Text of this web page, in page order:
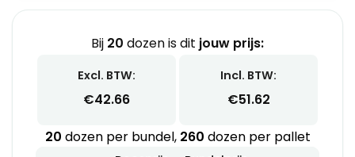
Bij 20 dozen is dit jouw prijs:
Excl. BTW:
€42.66
Incl. BTW:
€51.62
20 dozen per bundel, 260 dozen per pallet